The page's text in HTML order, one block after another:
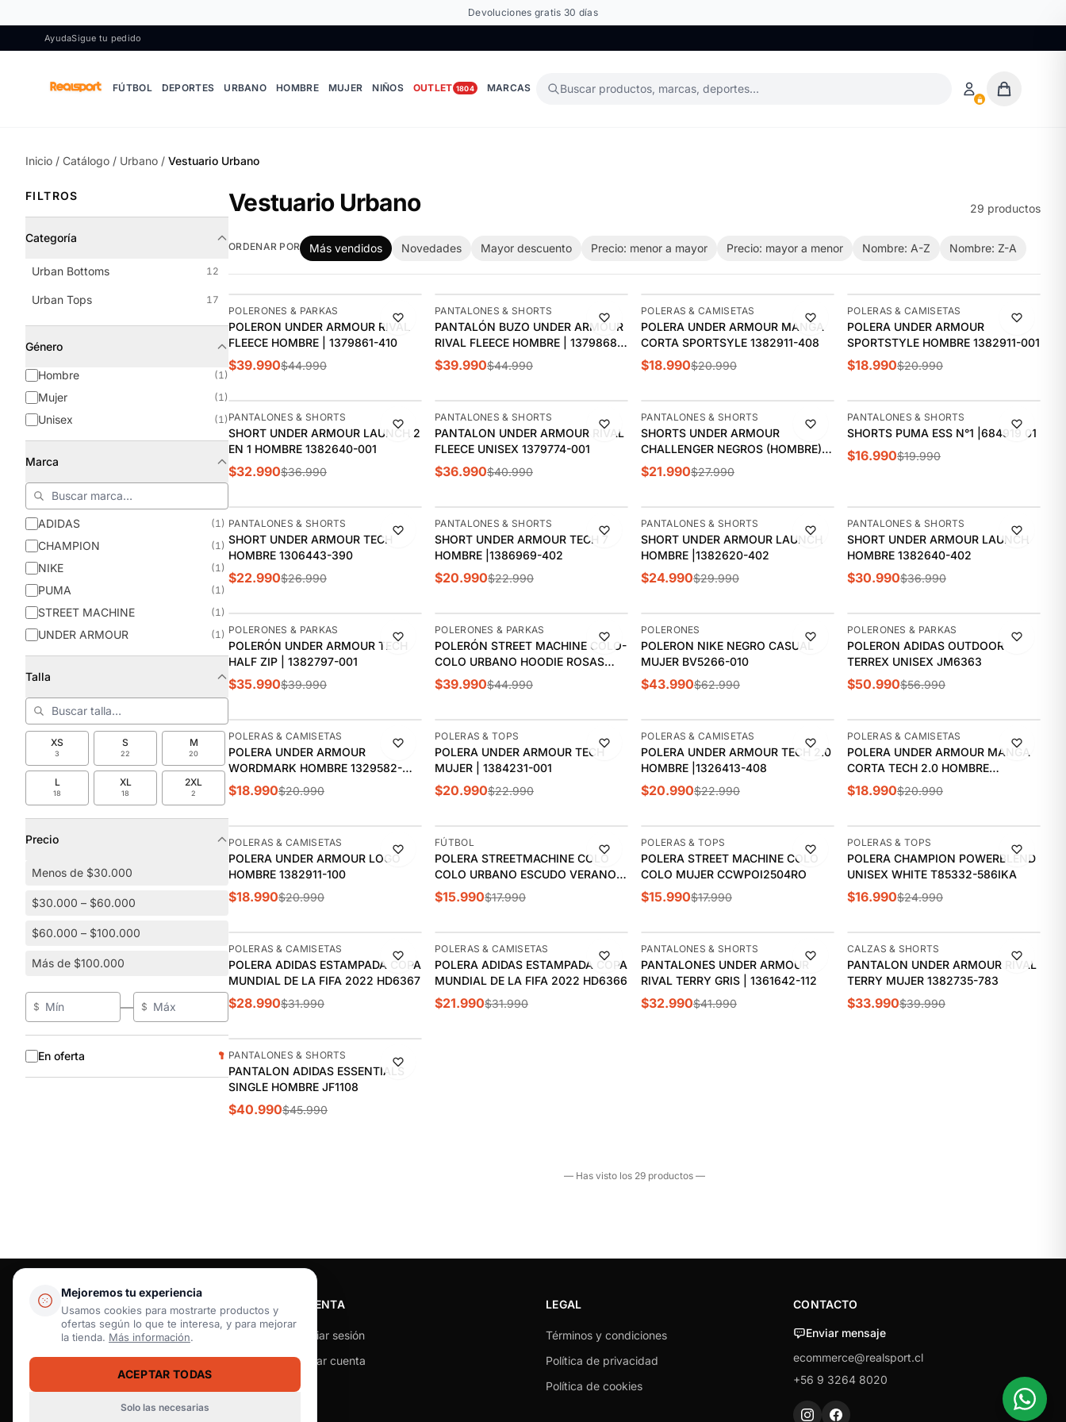
Mejoremos tu experiencia
Usamos cookies para mostrarte productos y
ofertas según lo que te interesa, y para mejorar
la tienda. Más información.
ACEPTAR TODAS
Solo las necesarias
Devoluciones gratis 30 días
AyudaSigue tu pedido
FÚTBOL DEPORTES URBANO HOMBRE MUJER NIÑOS OUTLET 1804 MARCAS Buscar productos, marcas, deportes…
Inicio / Catálogo / Urbano / Vestuario Urbano
FILTROS
Categoría
Urban Bottoms 12
Urban Tops 17
Género
Hombre (1)
Mujer (1)
Unisex (1)
Marca
ADIDAS (1)
CHAMPION (1)
NIKE (1)
PUMA (1)
STREET MACHINE (1)
UNDER ARMOUR (1)
Talla
XS
3
S
22
M
20
L
18
XL
18
2XL
2
Precio
Menos de $30.000
$30.000 – $60.000
$60.000 – $100.000
Más de $100.000
$ — $
En oferta
Vestuario Urbano 29 productos
ORDENAR POR Más vendidos Novedades Mayor descuento Precio: menor a mayor Precio: mayor a menor Nombre: A-Z Nombre: Z-A
-11%
POLERONES & PARKAS
POLERON UNDER ARMOUR RIVAL
FLEECE HOMBRE | 1379861-410
$39.990$44.990
-11%
ÚLTIMA 1
PANTALONES & SHORTS
PANTALÓN BUZO UNDER ARMOUR
RIVAL FLEECE HOMBRE | 1379868-
001
$39.990$44.990
-10%
ÚLTIMAS 3
POLERAS & CAMISETAS
POLERA UNDER ARMOUR MANGA
CORTA SPORTSYLE 1382911-408
$18.990$20.990
-10%
ÚLTIMAS 3
POLERAS & CAMISETAS
POLERA UNDER ARMOUR
SPORTSTYLE HOMBRE 1382911-001
$18.990$20.990
-11%
PANTALONES & SHORTS
SHORT UNDER ARMOUR LAUNCH 2
EN 1 HOMBRE 1382640-001
$32.990$36.990
-10%
PANTALONES & SHORTS
PANTALON UNDER ARMOUR RIVAL
FLEECE UNISEX 1379774-001
$36.990$40.990
-21%
PANTALONES & SHORTS
SHORTS UNDER ARMOUR
CHALLENGER NEGROS (HOMBRE) |
1379507-005
$21.990$27.990
-15%
ÚLTIMAS 2
PANTALONES & SHORTS
SHORTS PUMA ESS N°1 |684919 01
$16.990$19.990
-15%
PANTALONES & SHORTS
SHORT UNDER ARMOUR TECH
HOMBRE 1306443-390
$22.990$26.990
-9%
PANTALONES & SHORTS
SHORT UNDER ARMOUR TECH 7
HOMBRE |1386969-402
$20.990$22.990
-17%
ÚLTIMAS 3
PANTALONES & SHORTS
SHORT UNDER ARMOUR LAUNCH
HOMBRE |1382620-402
$24.990$29.990
-16%
PANTALONES & SHORTS
SHORT UNDER ARMOUR LAUNCH
HOMBRE 1382640-402
$30.990$36.990
-10%
POLERONES & PARKAS
POLERÓN UNDER ARMOUR TECH
HALF ZIP | 1382797-001
$35.990$39.990
-11%
POLERONES & PARKAS
POLERÓN STREET MACHINE COLO-
COLO URBANO HOODIE ROSAS
AMOR ETERNO | CCPOLI2544NE
$39.990$44.990
-30%
POLERONES
POLERON NIKE NEGRO CASUAL
MUJER BV5266-010
$43.990$62.990
-11%
POLERONES & PARKAS
POLERON ADIDAS OUTDOOR
TERREX UNISEX JM6363
$50.990$56.990
-10%
POLERAS & CAMISETAS
POLERA UNDER ARMOUR
WORDMARK HOMBRE 1329582-
338
$18.990$20.990
-9%
POLERAS & TOPS
POLERA UNDER ARMOUR TECH
MUJER | 1384231-001
$20.990$22.990
-9%
POLERAS & CAMISETAS
POLERA UNDER ARMOUR TECH 2.0
HOMBRE |1326413-408
$20.990$22.990
-10%
POLERAS & CAMISETAS
POLERA UNDER ARMOUR MANGA
CORTA TECH 2.0 HOMBRE
1326413-692
$18.990$20.990
-10%
POLERAS & CAMISETAS
POLERA UNDER ARMOUR LOGO
HOMBRE 1382911-100
$18.990$20.990
-11%
FÚTBOL
POLERA STREETMACHINE COLO
COLO URBANO ESCUDO VERANO |
CCPOV2620RO
$15.990$17.990
-11%
POLERAS & TOPS
POLERA STREET MACHINE COLO
COLO MUJER CCWPOI2504RO
$15.990$17.990
-32%
POLERAS & TOPS
POLERA CHAMPION POWERBLEND
UNISEX WHITE T85332-586IKA
$16.990$24.990
-9%
POLERAS & CAMISETAS
POLERA ADIDAS ESTAMPADA COPA
MUNDIAL DE LA FIFA 2022 HD6367
$28.990$31.990
-31%
POLERAS & CAMISETAS
POLERA ADIDAS ESTAMPADA COPA
MUNDIAL DE LA FIFA 2022 HD6366
$21.990$31.990
-21%
PANTALONES & SHORTS
PANTALONES UNDER ARMOUR
RIVAL TERRY GRIS | 1361642-112
$32.990$41.990
-15%
ÚLTIMAS 3
CALZAS & SHORTS
PANTALON UNDER ARMOUR RIVAL
TERRY MUJER 1382735-783
$33.990$39.990
-11%
PANTALONES & SHORTS
PANTALON ADIDAS ESSENTIALS
SINGLE HOMBRE JF1108
$40.990$45.990
— Has visto los 29 productos —
AYUDA
Envíos
Devoluciones y cambios
Métodos de pago
CUENTA
Iniciar sesión
Crear cuenta
LEGAL
Términos y condiciones
Política de privacidad
Política de cookies
CONTACTO
Enviar mensaje
ecommerce@realsport.cl
+56 9 3264 8020